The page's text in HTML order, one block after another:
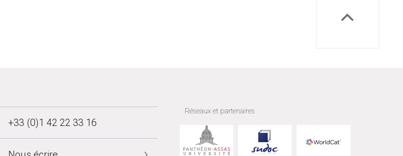
+33 (0)1 42 22 33 16
Réseaux et partenaires